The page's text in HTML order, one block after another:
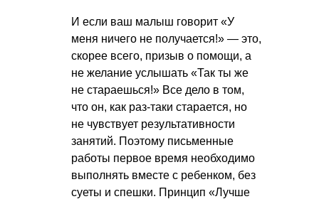
И если ваш малыш говорит «У
меня ничего не получается!» — это,
скорее всего, призыв о помощи, а
не желание услышать «Так ты же
не стараешься!» Все дело в том,
что он, как раз-таки старается, но
не чувствует результативности
занятий. Поэтому письменные
работы первое время необходимо
выполнять вместе с ребенком, без
суеты и спешки. Принцип «Лучше